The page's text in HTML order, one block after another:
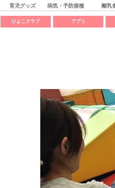
育児グッズ 病気・予防接種 離乳
ひよこクラブ アプリ